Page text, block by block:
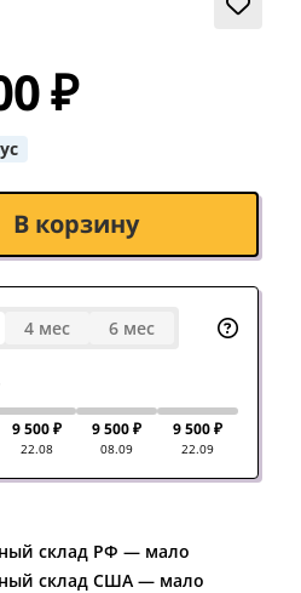
₽
В корзину
4 мес 6 мес
9 500 ₽
22.08
9 500 ₽
08.09
9 500 ₽
22.09
склад РФ — мало
склад США — мало